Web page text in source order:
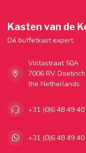
Kasten van de
Dé buffetkast expert
Voltastraat 50A
7006 RV
the Netherlands
+31 (0)6 48 49 40
+31 (0)6 48 49 40